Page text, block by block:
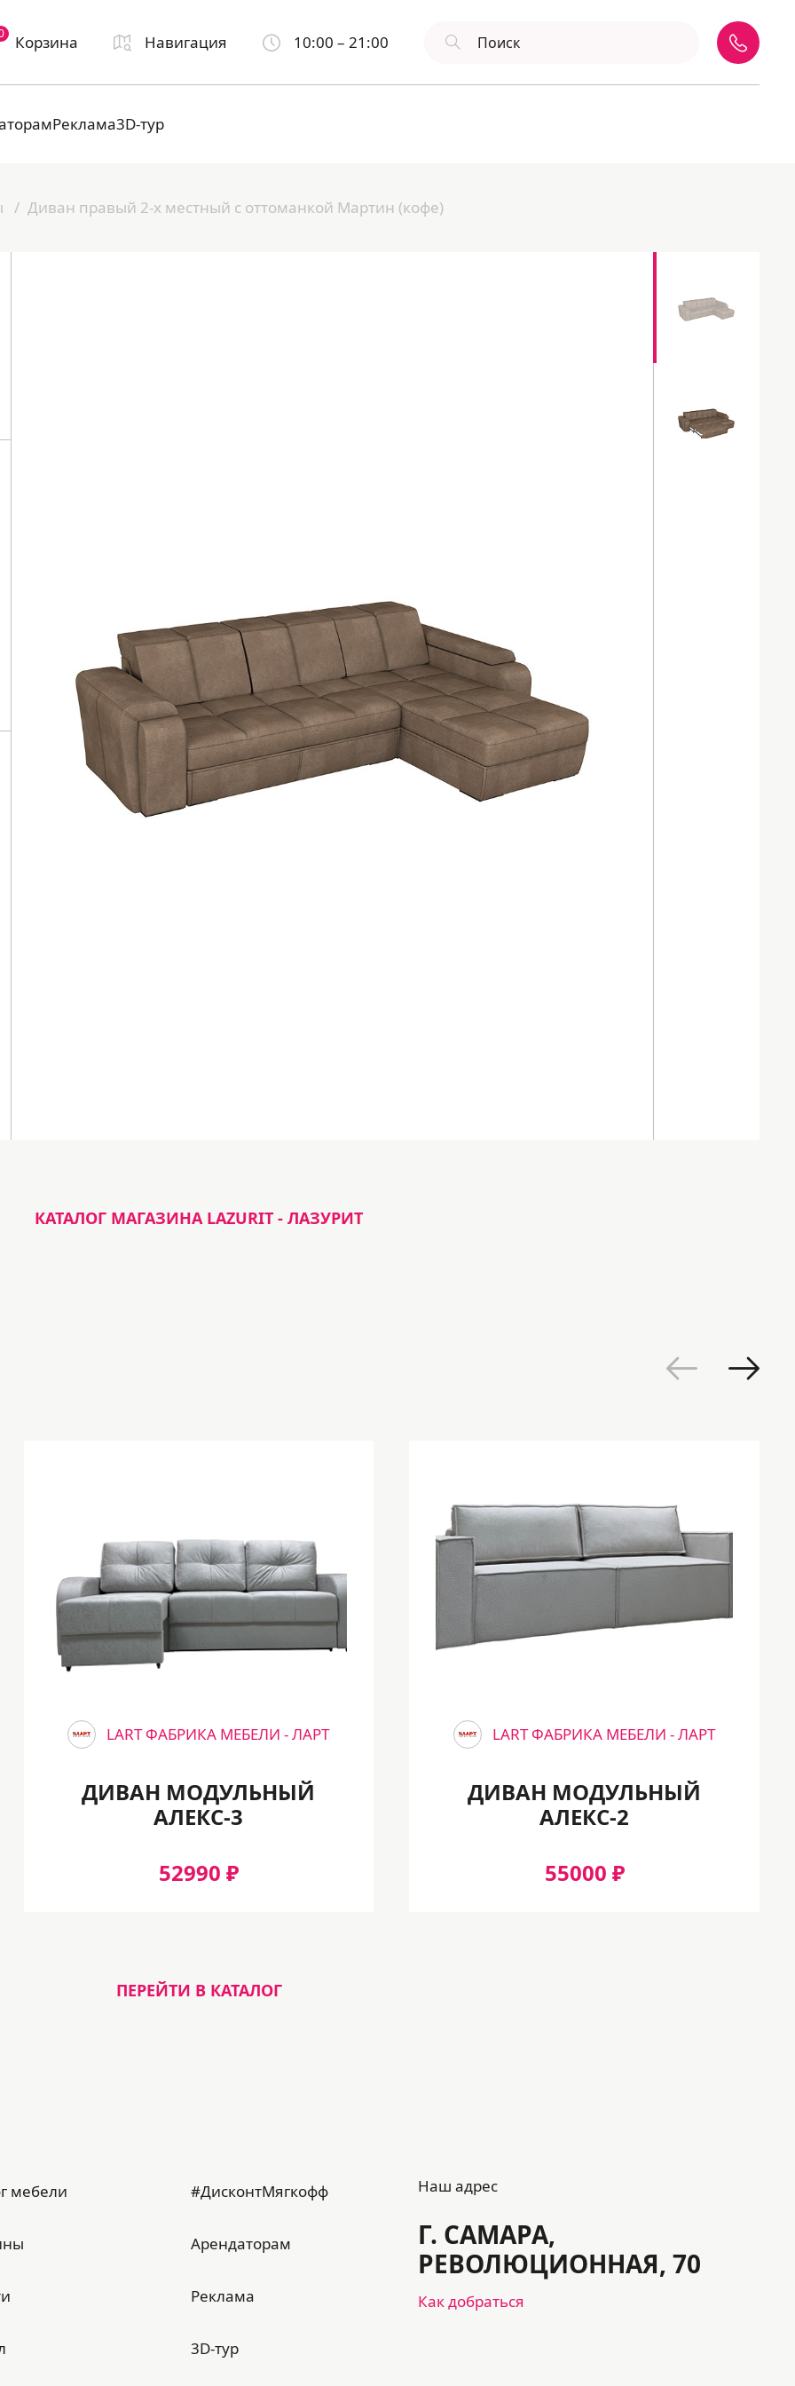
Корзина Навигация 10:00 – 21:00
Реклама3D-тур
Диван правый 2-х местный с оттоманкой Мартин (кофе)
КАТАЛОГ МАГАЗИНА LAZURIT - ЛАЗУРИТ
LART ФАБРИКА МЕБЕЛИ - ЛАРТ
ДИВАН МОДУЛЬНЫЙ
АЛЕКС-3
52990 ₽
LART ФАБРИКА МЕБЕЛИ - ЛАРТ
ДИВАН МОДУЛЬНЫЙ
АЛЕКС-2
55000 ₽
ПЕРЕЙТИ В КАТАЛОГ
мебели #ДисконтМягкофф
Арендаторам
Реклама
3D-тур
Наш адрес
Г. САМАРА,
РЕВОЛЮЦИОННАЯ, 70
Как добраться